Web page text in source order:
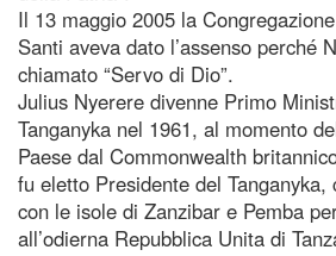
Il 13 maggio 2005 la
Santi aveva dato l’assenso perché
chiamato “Servo di Dio”.
Julius Nyerere divenne Primo
Tanganyka nel 1961, al momento
Paese dal Commonwealth
fu eletto Presidente del
con le isole di Zanzibar e Pemba
all’odierna Repubblica Unita di